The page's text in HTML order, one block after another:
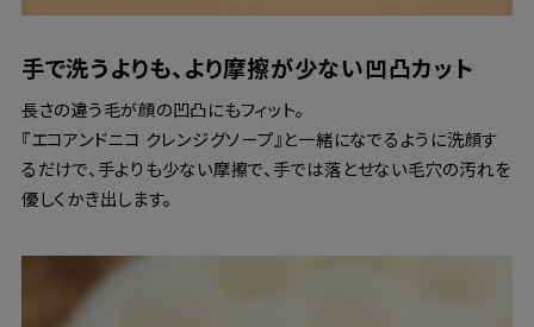
手で洗うよりも、より摩擦が少ない凹凸カット
長さの違う毛が顔の凹凸にもフィット。
『エコアンドニコ クレンジグソープ』と一緒になでるように洗顔す
るだけで、手よりも少ない摩擦で、手では落とせない毛穴の汚れを
優しくかき出します。